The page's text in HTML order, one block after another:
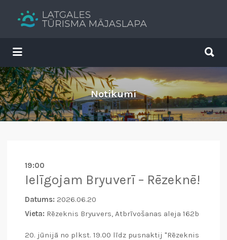
Tavs brīvdienu ceļvedis
Search
for:
for:
Notikumi
19:00
Ielīgojam Bryuverī – Rēzeknē!
Datums: 2026.06.20
Vieta: Rēzeknis Bryuvers, Atbrīvošanas aleja 162b
20. jūnijā no plkst. 19.00 līdz pusnaktij "Rēzeknis